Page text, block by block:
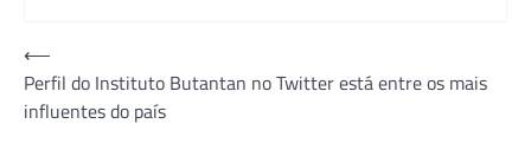
Navegação
de
Post
⟵
Perfil do Instituto Butantan no Twitter está entre os mais
influentes do país